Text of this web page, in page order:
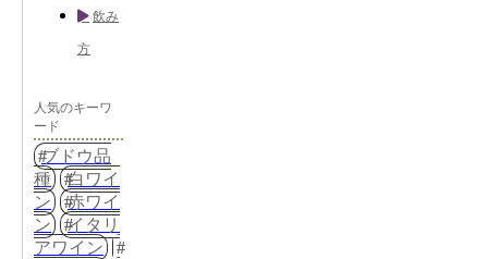
飲み
方
人気のキーワ
ード
ブドウ品
種
白ワイ
ン
赤ワイ
ン
イタリ
アワイン